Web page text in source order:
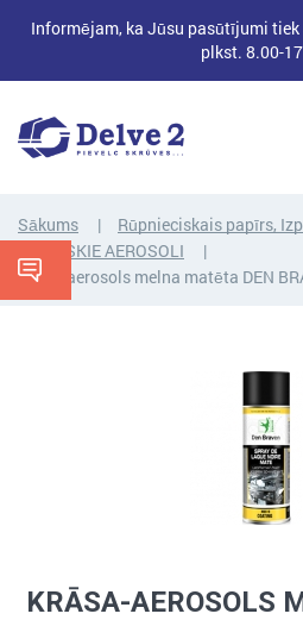
Informējam, ka Jūsu pasūtījumi
plkst. 8.00-
Sākums
Rūpnieciskais papīrs,
TEHNISKIE AEROSOLI
Krāsa-aerosols melna matēta DEN
KRĀSA-AEROSOLS